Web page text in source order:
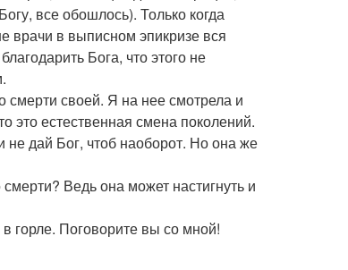
все обошлось). Только когда
врачи в выписном эпикризе вся
Бога, что этого не
своей. Я на нее смотрела и
это естественная смена поколений.
дай Бог, чтоб наоборот. Но она же
Ведь она может настигнуть и
горле. Поговорите вы со мной!